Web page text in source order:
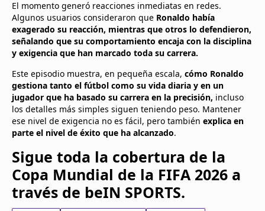
El momento generó reacciones inmediatas en redes.
Algunos usuarios consideraron que Ronaldo había
exagerado su reacción, mientras que otros lo defendieron,
señalando que su comportamiento encaja con la disciplina
y exigencia que han marcado toda su carrera.
Este episodio muestra, en pequeña escala, cómo Ronaldo
gestiona tanto el fútbol como su vida diaria y en un
jugador que ha basado su carrera en la precisión, incluso
los detalles más simples siguen teniendo peso. Mantener
ese nivel de exigencia no es fácil, pero también explica en
parte el nivel de éxito que ha alcanzado.
Sigue toda la cobertura de la
Copa Mundial de la FIFA 2026 a
través de beIN SPORTS.